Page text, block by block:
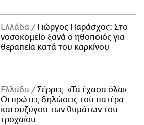
Ελλάδα
Γιώργος Παράσχος: Στο
νοσοκομείο ξανά ο ηθοποιός για
θεραπεία κατά του καρκίνου
Ελλάδα
Σέρρες: «Τα έχασα όλα» -
Οι πρώτες δηλώσεις του πατέρα
και συζύγου των θυμάτων του
τροχαίου